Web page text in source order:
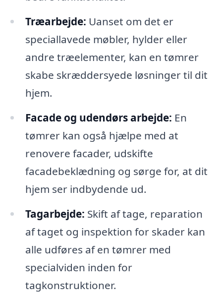
Træarbejde: Uanset om det er
speciallavede møbler, hylder eller
andre træelementer, kan en tømrer
skabe skræddersyede løsninger til dit
hjem.
Facade og udendørs arbejde: En
tømrer kan også hjælpe med at
renovere facader, udskifte
facadebeklædning og sørge for, at dit
hjem ser indbydende ud.
Tagarbejde: Skift af tage, reparation
af taget og inspektion for skader kan
alle udføres af en tømrer med
specialviden inden for
tagkonstruktioner.